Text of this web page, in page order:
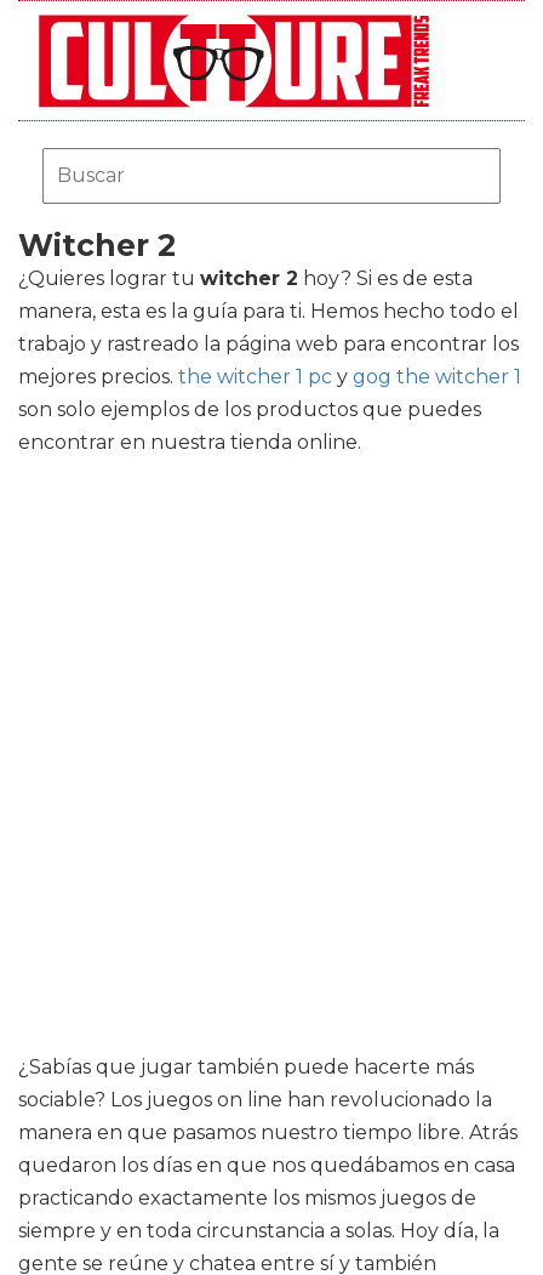
Witcher 2
¿Quieres lograr tu witcher 2 hoy? Si es de esta
manera, esta es la guía para ti. Hemos hecho todo el
trabajo y rastreado la página web para encontrar los
mejores precios. the witcher 1 pc y gog the witcher 1
son solo ejemplos de los productos que puedes
encontrar en nuestra tienda online.
¿Sabías que jugar también puede hacerte más
sociable? Los juegos on line han revolucionado la
manera en que pasamos nuestro tiempo libre. Atrás
quedaron los días en que nos quedábamos en casa
practicando exactamente los mismos juegos de
siempre y en toda circunstancia a solas. Hoy día, la
gente se reúne y chatea entre sí y también